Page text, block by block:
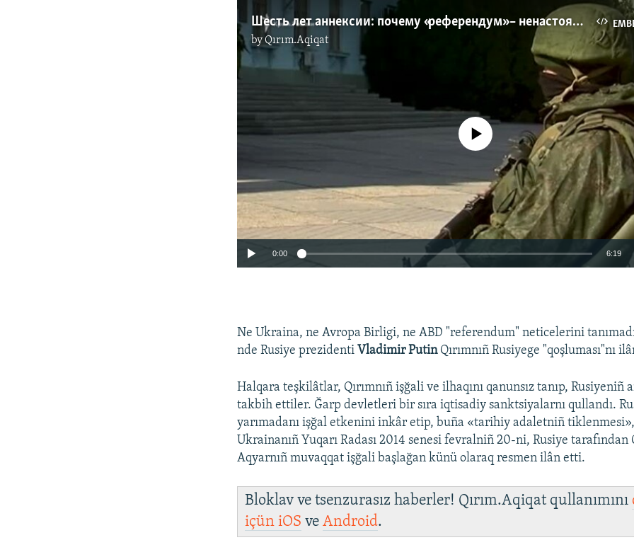
Шесть лет аннексии: почему «референдум» – ненастоящий (видео)
byQırım.Aqiqat
1080p
No media source currently available
0:00 6:19
Ne Ukraina, ne Avropa Birligi, ne ABD "referendum" neticelerini
nde Rusiye prezidenti Vladimir PutinQırımnıñ Rusiyege "qoşluması"nı
Halqara teşkilâtlar, Qırımnıñ işğali ve ilhaqını qanunsız tanıp,
takbih ettiler. Ğarp devletleri bir sıra iqtisadiy sanktsiyalarnı qullandı.
yarımadanı işğal etkenini inkâr etip, buña «tarihiy adaletniñ
Ukrainanıñ Yuqarı Radası 2014 senesi fevralniñ 20-ni, Rusiye tarafından
Aqyarnıñ muvaqqat işğali başlağan künü olaraq resmen ilân etti.
Bloklav ve tsenzurasız haberler! Qırım.Aqiqat qullanımını
içüniOS veAndroid.